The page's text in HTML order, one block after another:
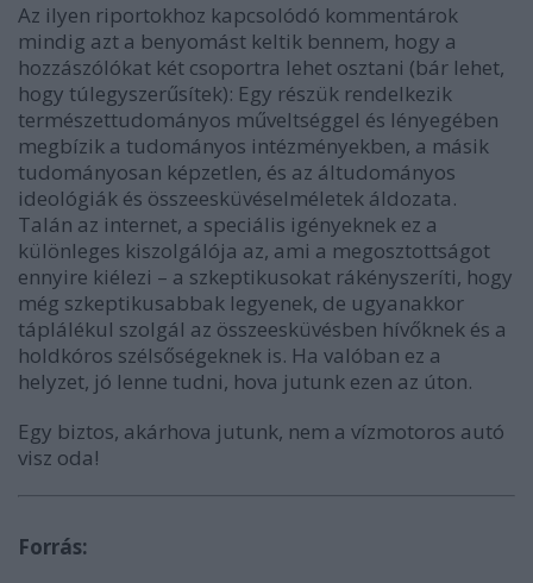
Az ilyen riportokhoz kapcsolódó kommentárok
mindig azt a benyomást keltik bennem, hogy a
hozzászólókat két csoportra lehet osztani (bár lehet,
hogy túlegyszerűsítek): Egy részük rendelkezik
természettudományos műveltséggel és lényegében
megbízik a tudományos intézményekben, a másik
tudományosan képzetlen, és az áltudományos
ideológiák és összeesküvéselméletek áldozata.
Talán az internet, a speciális igényeknek ez a
különleges kiszolgálója az, ami a megosztottságot
ennyire kiélezi – a szkeptikusokat rákényszeríti, hogy
még szkeptikusabbak legyenek, de ugyanakkor
táplálékul szolgál az összeesküvésben hívőknek és a
holdkóros szélsőségeknek is. Ha valóban ez a
helyzet, jó lenne tudni, hova jutunk ezen az úton.
Egy biztos, akárhova jutunk, nem a vízmotoros autó
visz oda!
Forrás: